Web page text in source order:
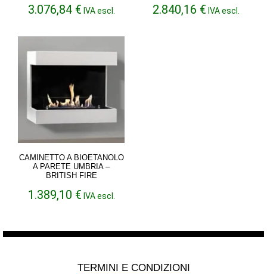
3.076,84 €Fascia
2.361,64 €
a
IVA escl. 2.840,16 €Fascia
IVA escl.
CAMINETTO A BIOETANOLO
A PARETE UMBRIA –
BRITISH FIRE
1.389,10 € IVA escl.
TERMINI E CONDIZIONI